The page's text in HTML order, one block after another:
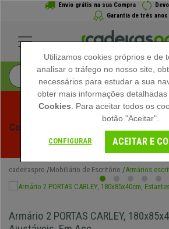
Envio grátis na sua Compra
Garantia de três anos
Começam os Saldos de Verão em
Exclusivos por Tempo Limitado -
cadeiraspro Mobiliário de Escritório Armários
Armário 2 PORTAS CARLEY,
Utilizamos cookies próprios e de
analisar o tráfego no nosso site,
necessários para estudar a sua
obter mais informações detalhadas
Cookies . Para aceitar todos os
botão "Aceitar".
CONFIGURAR ACEITAR E